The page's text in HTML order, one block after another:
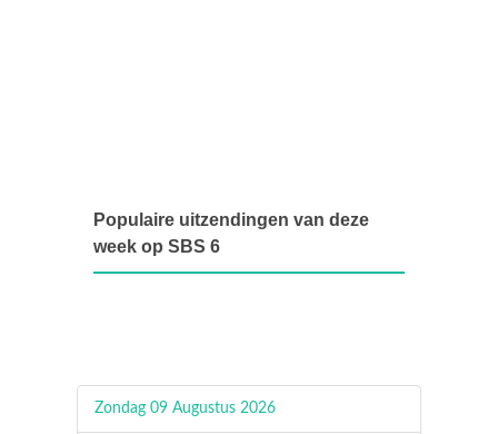
Populaire uitzendingen van deze
week op SBS 6
Zondag 09 Augustus 2026